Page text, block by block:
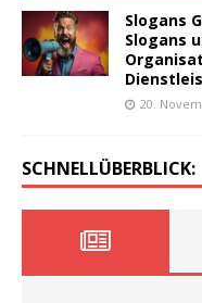
Slogans
Slogans
20.
SCHNELLÜBERBLICK: